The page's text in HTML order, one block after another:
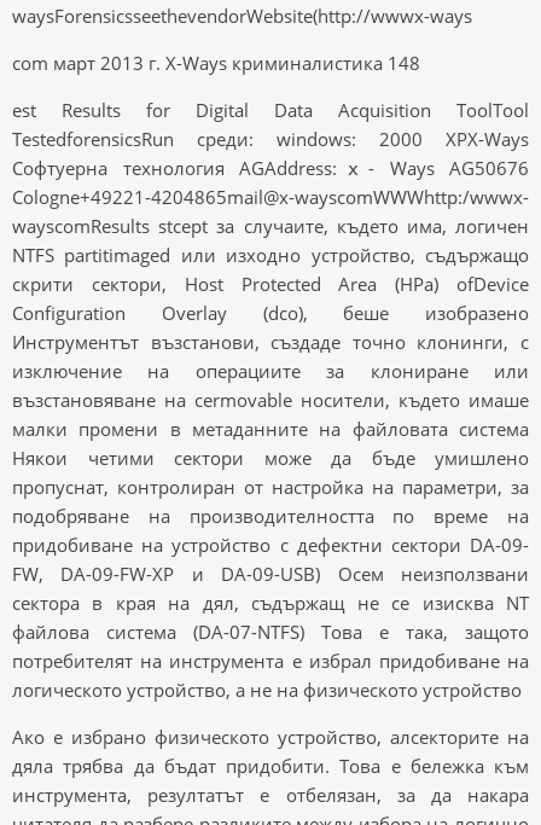
waysForensicsseethevendorWebsite(http://wwwx-ways
com март 2013 г. X-Ways криминалистика 148
est Results for Digital Data Acquisition ToolTool
TestedforensicsRun среди: windows: 2000 XPX-Ways
Софтуерна технология AGAddress:ⅹ- Ways AG50676
Cologne+49221-4204865mail@x-wayscomWWWhttp:/wwwx-
wayscomResults stcept за случаите, където има, логичен
NTFS partitimaged или изходно устройство, съдържащо
скрити сектори, Host Protected Area (HPa) ofDevice
Configuration Overlay (dco), беше изобразено
Инструментът възстанови, създаде точно клонинги, с
изключение на операциите за клониране или
възстановяване на cermovable носители, където имаше
малки промени в метаданните на файловата система
Някои четими сектори може да бъде умишлено
пропуснат, контролиран от настройка на параметри, за
подобряване на производителността по време на
придобиване на устройство с дефектни сектори DA-09-
FW, DA-09-FW-XP и DA-09-USB) Осем неизползвани
сектора в края на дял, съдържащ не се изисква NT
файлова система (DA-07-NTFS) Това е така, защото
потребителят на инструмента е избрал придобиване на
логическото устройство, а не на физическото устройство
Ако е избрано физическото устройство, алсекторите на
дяла трябва да бъдат придобити. Това е бележка към
инструмента, резултатът е отбелязан, за да накара